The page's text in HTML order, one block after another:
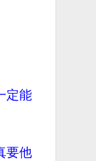
定能
要他